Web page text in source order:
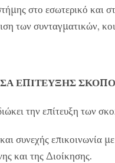
στο εσωτερικό και
των συνταγματικών,
ΕΠΙΤΕΥΞΗΣ
την επίτευξη των
συνεχής επικοινωνία με
και της Διοίκησης.